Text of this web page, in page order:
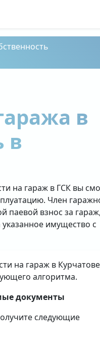
в
в
на гараж в ГСК вы
Член
паевой взнос за гараж,
имущество с
на гараж в Курчатове
алгоритма.
документы
следующие